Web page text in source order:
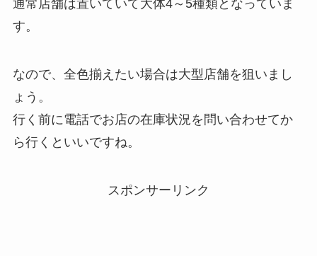
通常店舗は置いていて大体4～5種類となっていま
す。
なので、全色揃えたい場合は大型店舗を狙いまし
ょう。
行く前に電話でお店の在庫状況を問い合わせてか
ら行くといいですね。
スポンサーリンク